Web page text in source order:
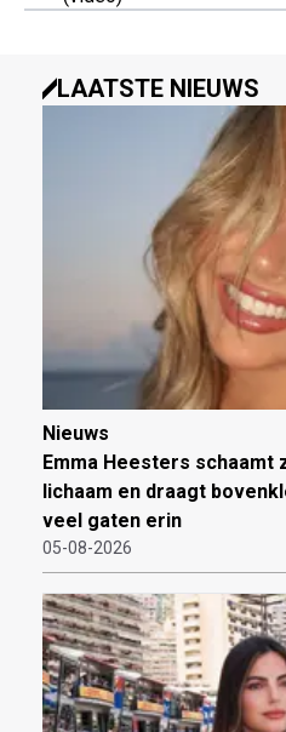
LAATSTE NIEUWS
Nieuws
Emma Heesters schaamt
lichaam en draagt
veel gaten erin
05-08-2026